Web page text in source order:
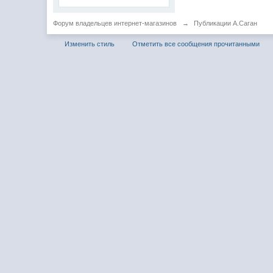
Форум владельцев интернет-магазинов → Публикации А.Саган
Изменить стиль Отметить все сообщения прочитанными